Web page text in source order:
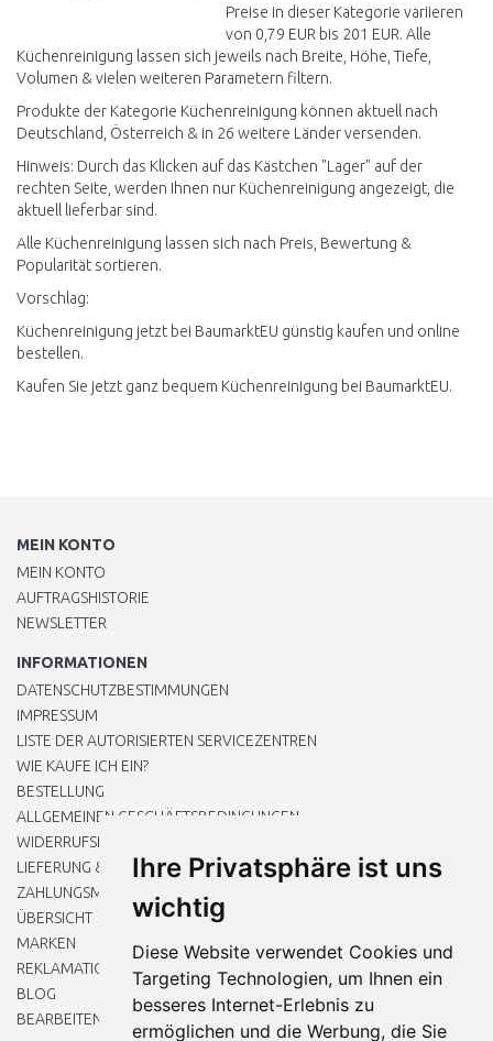
Ihre Privatsphäre ist uns
wichtig
Diese Website verwendet Cookies und
Targeting Technologien, um Ihnen ein
besseres Internet-Erlebnis zu
ermöglichen und die Werbung, die Sie
Preise in dieser Kategorie variieren
von 0,79 EUR bis 201 EUR. Alle
Küchenreinigung lassen sich jeweils nach Breite, Höhe, Tiefe,
Volumen & vielen weiteren Parametern filtern.
Produkte der Kategorie Küchenreinigung können aktuell nach
Deutschland, Österreich & in 26 weitere Länder versenden.
Hinweis: Durch das Klicken auf das Kästchen "Lager" auf der
rechten Seite, werden Ihnen nur Küchenreinigung angezeigt, die
aktuell lieferbar sind.
Alle Küchenreinigung lassen sich nach Preis, Bewertung &
Popularität sortieren.
Vorschlag:
Küchenreinigung jetzt bei BaumarktEU günstig kaufen und online
bestellen.
Kaufen Sie jetzt ganz bequem Küchenreinigung bei BaumarktEU.
MEIN KONTO
MEIN KONTO
AUFTRAGSHISTORIE
NEWSLETTER
INFORMATIONEN
DATENSCHUTZBESTIMMUNGEN
IMPRESSUM
LISTE DER AUTORISIERTEN SERVICEZENTREN
WIE KAUFE ICH EIN?
BESTELLUNG
ALLGEMEINEN GESCHÄFTSBEDINGUNGEN
WIDERRUFSRECHT
LIEFERUNG & ZAHLUNG
ZAHLUNGSMETHODEN
ÜBERSICHT
MARKEN
REKLAMATIONEN UND RETOUREN
BLOG
BEARBEITEN SIE MEINE COOKIE-EINSTELLUNGEN